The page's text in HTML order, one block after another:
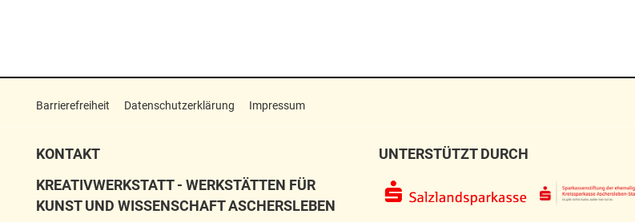
Barrierefreiheit Datenschutzerklärung Impressum
KONTAKT
KREATIVWERKSTATT - WERKSTÄTTEN FÜR
KUNST UND WISSENSCHAFT ASCHERSLEBEN
UNTERSTÜTZT DURCH